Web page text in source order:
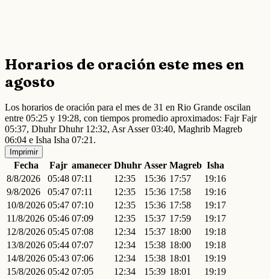
Horarios de oración este mes en
agosto
Los horarios de oración para el mes de 31 en Rio Grande oscilan
entre 05:25 y 19:28, con tiempos promedio aproximados: Fajr Fajr
05:37, Dhuhr Dhuhr 12:32, Asr Asser 03:40, Maghrib Magreb
06:04 e Isha Isha 07:21.
Imprimir
Fecha Fajr amanecer Dhuhr Asser Magreb Isha
8/8/2026
05:48 07:11 12:35 15:36 17:57
19:16
9/8/2026
05:47 07:11 12:35 15:36 17:58
19:16
10/8/2026 05:47 07:10 12:35 15:36 17:58
19:17
11/8/2026 05:46 07:09 12:35 15:37 17:59
19:17
12/8/2026 05:45 07:08 12:34 15:37 18:00
19:18
13/8/2026 05:44 07:07 12:34 15:38 18:00
19:18
14/8/2026 05:43 07:06 12:34 15:38 18:01
19:19
15/8/2026 05:42 07:05 12:34 15:39 18:01
19:19